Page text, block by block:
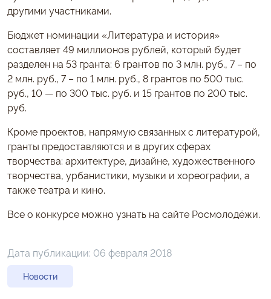
другими участниками.
Бюджет номинации «Литература и история»
составляет 49 миллионов рублей, который будет
разделен на 53 гранта: 6 грантов по 3 млн. руб., 7 – по
2 млн. руб., 7 – по 1 млн. руб., 8 грантов по 500 тыс.
руб., 10 — по 300 тыс. руб. и 15 грантов по 200 тыс.
руб.
Кроме проектов, напрямую связанных с литературой,
гранты предоставляются и в других сферах
творчества: архитектуре, дизайне, художественного
творчества, урбанистики, музыки и хореографии, а
также театра и кино.
Все о конкурсе можно узнать на сайте Росмолодёжи.
Дата публикации: 06 февраля 2018
Новости